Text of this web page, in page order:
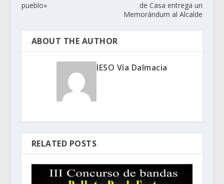
pueblo»
de Casa entrega un
Memorándum al Alcalde
ABOUT THE AUTHOR
IESO Vía Dalmacia
RELATED POSTS